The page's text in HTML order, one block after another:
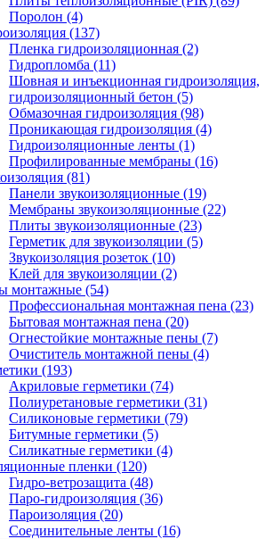
Поролон (4)
(137)
Пленка гидроизоляционная (2)
Гидропломба (11)
Шовная и инъекционная гидроизоляция,
гидроизоляционный бетон (5)
Обмазочная гидроизоляция (98)
Проникающая гидроизоляция (4)
Гидроизоляционные ленты (1)
Профилированные мембраны (16)
(81)
Панели звукоизоляционные (19)
Мембраны звукоизоляционные (22)
Плиты звукоизоляционные (23)
Герметик для звукоизоляции (5)
Звукоизоляция розеток (10)
Клей для звукоизоляции (2)
монтажные (54)
Профессиональная монтажная пена (23)
Бытовая монтажная пена (20)
Огнестойкие монтажные пены (7)
Очиститель монтажной пены (4)
(193)
Акриловые герметики (74)
Полиуретановые герметики (31)
Силиконовые герметики (79)
Битумные герметики (5)
Силикатные герметики (4)
пленки (120)
Гидро-ветрозащита (48)
Паро-гидроизоляция (36)
Пароизоляция (20)
Соединительные ленты (16)